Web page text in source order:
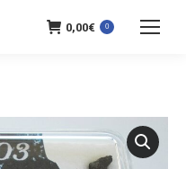
0,00€ 0